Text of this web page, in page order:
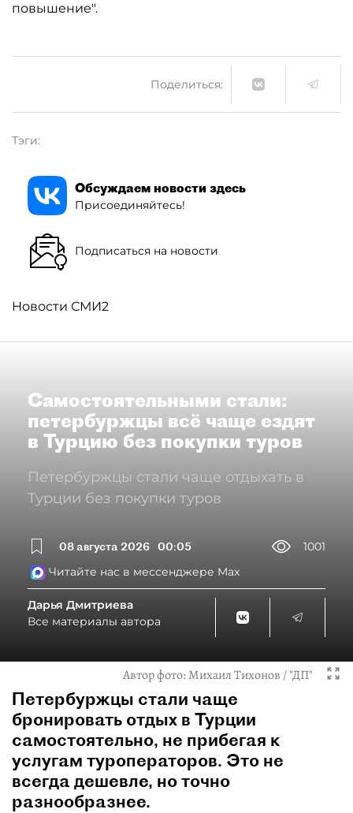
повышение".
Поделиться:
Тэги:
Обсуждаем новости здесь
Присоединяйтесь!
Подписаться на новости
Новости СМИ2
Самостоятельными стали:
петербуржцы всё чаще ездят
в Турцию без покупки туров
Петербуржцы стали чаще отдыхать в
Турции без покупки туров
08 августа 2026 00:05
1001
Читайте нас в мессенджере Max
Дарья Дмитриева
Все материалы автора
Автор фото:Михаил Тихонов / "ДП"
Петербуржцы стали чаще
бронировать отдых в Турции
самостоятельно, не прибегая к
услугам туроператоров. Это не
всегда дешевле, но точно
разнообразнее.